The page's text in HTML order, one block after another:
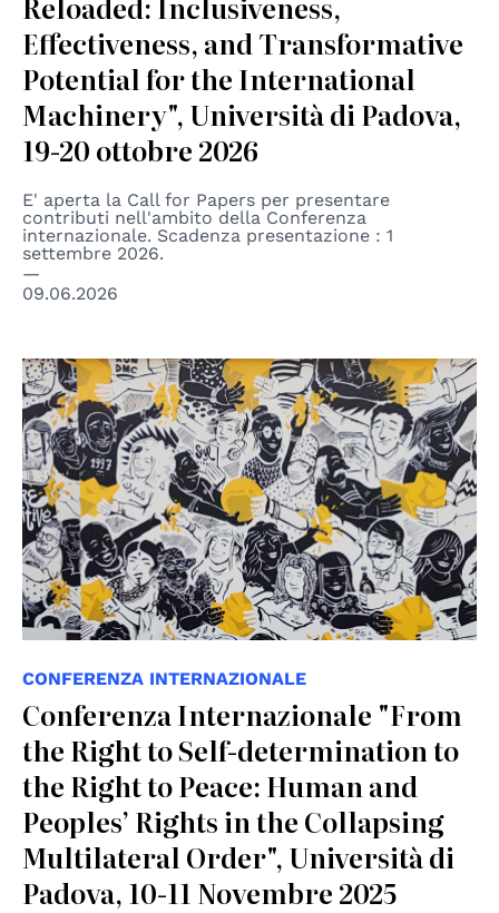
Effectiveness, and Transformative
Potential for the International
Machinery", Università di Padova,
19-20 ottobre 2026
E' aperta la Call for Papers per presentare
contributi nell'ambito della Conferenza
internazionale. Scadenza presentazione : 1
settembre 2026.
09.06.2026
© NSN997 Newpolitan street artivism -
https://www.nsn997.it/
CONFERENZA INTERNAZIONALE
Conferenza Internazionale "From
the Right to Self-determination to
the Right to Peace: Human and
Peoples’ Rights in the Collapsing
Multilateral Order", Università di
Padova, 10-11 Novembre 2025